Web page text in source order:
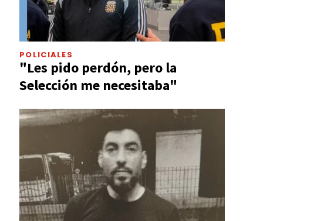
POLICIALES
"Les pido perdón, pero la
Selección me necesitaba"